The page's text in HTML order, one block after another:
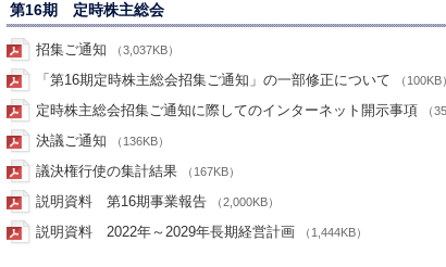
第16期 定時株主総会
招集ご通知 （3,037KB）
「第16期定時株主総会招集ご通知」の一部修正について （100KB）
定時株主総会招集ご通知に際してのインターネット開示事項 （
決議ご通知 （136KB）
議決権行使の集計結果 （167KB）
説明資料 第16期事業報告 （2,000KB）
説明資料 2022年～2029年長期経営計画 （1,444KB）